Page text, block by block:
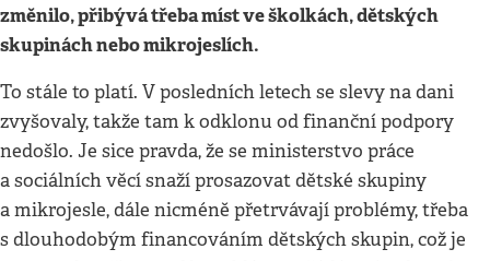
změnilo, přibývá třeba míst ve školkách, dětských
skupinách nebo mikrojeslích.
To stále to platí. V posledních letech se slevy na dani
zvyšovaly, takže tam k odklonu od finanční podpory
nedošlo. Je sice pravda, že se ministerstvo práce
a sociálních věcí snaží prosazovat dětské skupiny
a mikrojesle, dále nicméně přetrvávají problémy, třeba
s dlouhodobým financováním dětských skupin, což je